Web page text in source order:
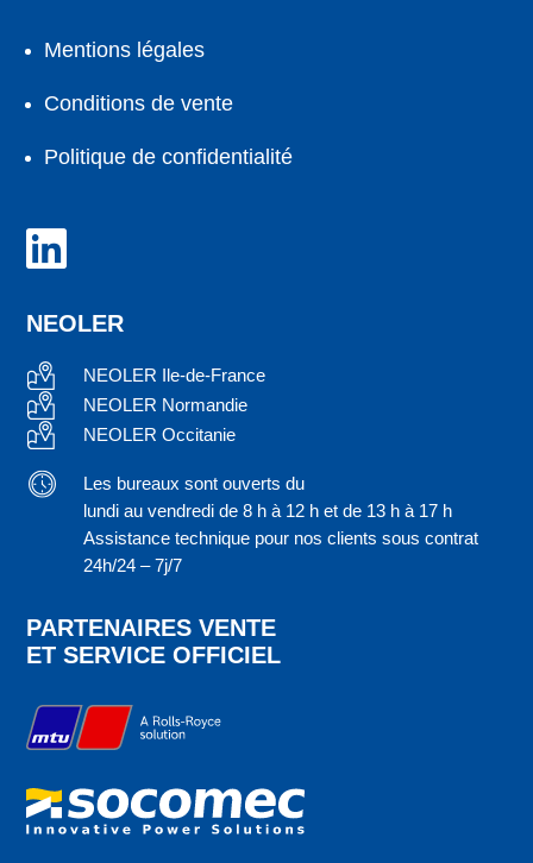
Mentions légales
Conditions de vente
Politique de confidentialité

NEOLER
NEOLER Ile-de-France
NEOLER Normandie
NEOLER Occitanie
Les bureaux sont ouverts du
lundi au vendredi de 8 h à 12 h et de 13 h à 17 h
Assistance technique pour nos clients sous contrat
24h/24 – 7j/7
PARTENAIRES VENTE
ET SERVICE OFFICIEL